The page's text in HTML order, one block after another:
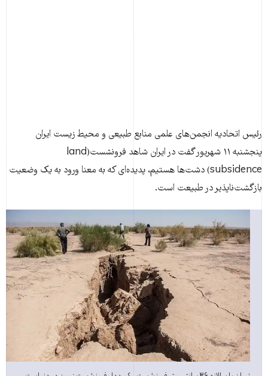
رئیس اتحادیه انجمن‌های علمی منابع طبیعی و محیط زیست ایران
پنجشنبه ۱۱ شهریور گفت در ایران شاهد فرونشست(land
subsidence) دشت‌ها هستیم، پدیده‌ای که به معنا ورود به یک وضعیت
بازگشت‌ناپذیر در طبیعت است.